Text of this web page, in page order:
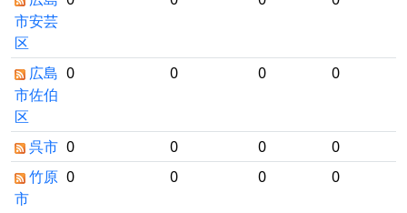
市安芸
区
広島
市佐伯
区
0 0 0 0
呉市 0 0 0
0
竹原
市
0 0 0 0